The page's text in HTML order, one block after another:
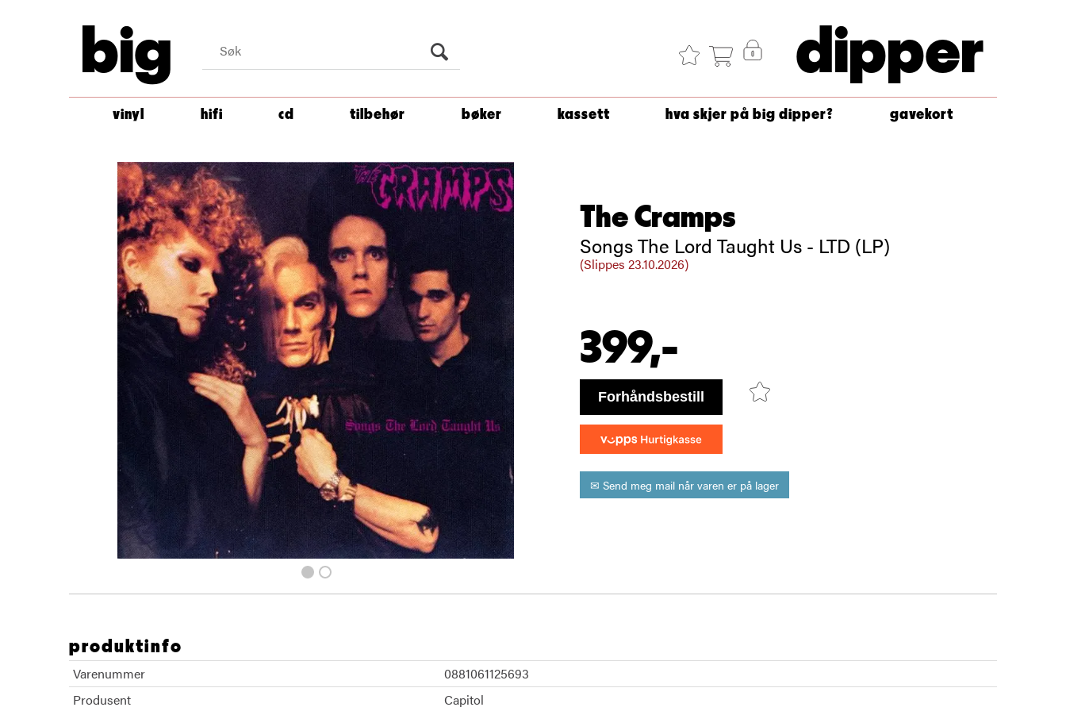
big dipper
vinyl hifi cd tilbehør bøker kassett hva skjer på big dipper? gavekort
The Cramps
Songs The Lord Taught Us - LTD (LP)
(Slippes 23.10.2026)
399,-
bestill
✉ Send meg mail når varen er på lager
produktinfo
Varenummer
0881061125693
Produsent
Capitol